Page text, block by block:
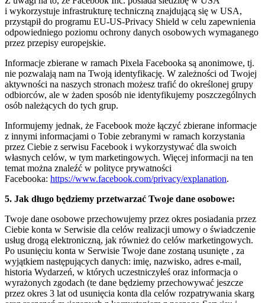
i wykorzystuje infrastrukturę techniczną znajdującą się w USA,
przystąpił do programu EU-US-Privacy Shield w celu zapewnienia
odpowiedniego poziomu ochrony danych osobowych wymaganego
przez przepisy europejskie.
Informacje zbierane w ramach Pixela Facebooka są anonimowe, tj.
nie pozwalają nam na Twoją identyfikację. W zależności od Twojej
aktywności na naszych stronach możesz trafić do określonej grupy
odbiorców, ale w żaden sposób nie identyfikujemy poszczególnych
osób należących do tych grup.
Informujemy jednak, że Facebook może łączyć zbierane informacje
z innymi informacjami o Tobie zebranymi w ramach korzystania
przez Ciebie z serwisu Facebook i wykorzystywać dla swoich
własnych celów, w tym marketingowych. Więcej informacji na ten
temat można znaleźć w polityce prywatności
Facebooka: https://www.facebook.com/privacy/explanation.
5. Jak długo będziemy przetwarzać Twoje dane osobowe:
Twoje dane osobowe przechowujemy przez okres posiadania przez
Ciebie konta w Serwisie dla celów realizacji umowy o świadczenie
usług drogą elektroniczną, jak również do celów marketingowych.
Po usunięciu konta w Serwisie Twoje dane zostaną usunięte , za
wyjątkiem następujących danych: imię, nazwisko, adres e-mail,
historia Wydarzeń, w których uczestniczyłeś oraz informacja o
wyrażonych zgodach (te dane będziemy przechowywać jeszcze
przez okres 3 lat od usunięcia konta dla celów rozpatrywania skarg